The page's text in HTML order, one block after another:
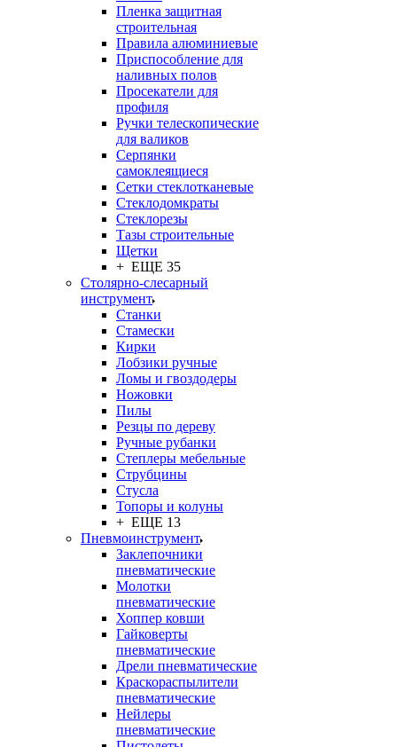
Пленка защитная
строительная
Правила алюминиевые
Приспособление для
наливных полов
Просекатели для
профиля
Ручки телескопические
для валиков
Серпянки
самоклеящиеся
Сетки стеклотканевые
Стеклодомкраты
Стеклорезы
Тазы строительные
Щетки
+ ЕЩЕ 35
Столярно-слесарный
инструмент
Станки
Стамески
Кирки
Лобзики ручные
Ломы и гвоздодеры
Ножовки
Пилы
Резцы по дереву
Ручные рубанки
Степлеры мебельные
Струбцины
Стусла
Топоры и колуны
+ ЕЩЕ 13
Пневмоинструмент
Заклепочники
пневматические
Молотки
пневматические
Хоппер ковши
Гайковерты
пневматические
Дрели пневматические
Краскораспылители
пневматические
Нейлеры
пневматические